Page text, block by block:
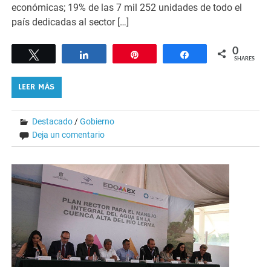
económicas; 19% de las 7 mil 252 unidades de todo el
país dedicadas al sector […]
Share 0
SHARES
LEER MÁS
Destacado/Gobierno
Deja un comentario